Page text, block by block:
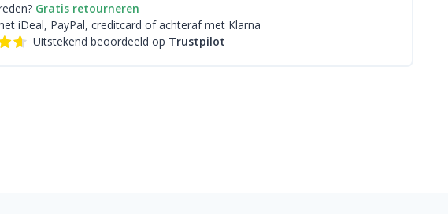
Gratis retourneren
iDeal, PayPal, creditcard of achteraf met Klarna
Uitstekend beoordeeld op Trustpilot